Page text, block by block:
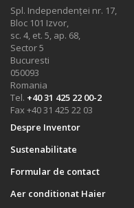
Spl. Independenței nr. 17,
Bloc 101 Izvor,
sc. 4, et. 5, ap. 68,
Sector 5
Bucuresti
050093
Romania
Tel. +40 31 425 22 00-2
Fax +40 31 425 22 03
Despre Inventor
Sustenabilitate
Formular de contact
Aer conditionat Haier